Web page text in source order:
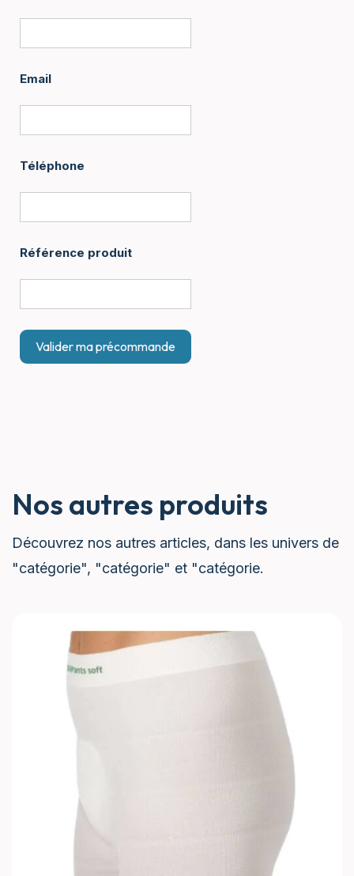
Email
Téléphone
Référence produit
Nos autres produits
Découvrez nos autres articles, dans les univers de
"catégorie", "catégorie" et "catégorie.